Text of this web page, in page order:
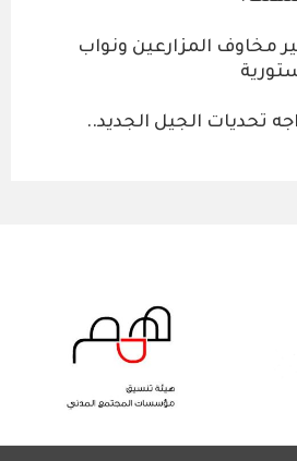
مخاوف المزارعين ونواب
تحديات الجيل الجديد..